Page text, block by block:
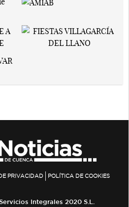
PRIVACIDAD POLÍTICA DE COOKIES
Integrales 2020 S.L.